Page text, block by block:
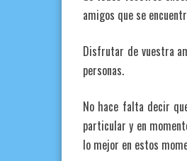
amigos que se
Disfrutar de vuestra
personas.
No hace falta decir
particular y en
lo mejor en estos